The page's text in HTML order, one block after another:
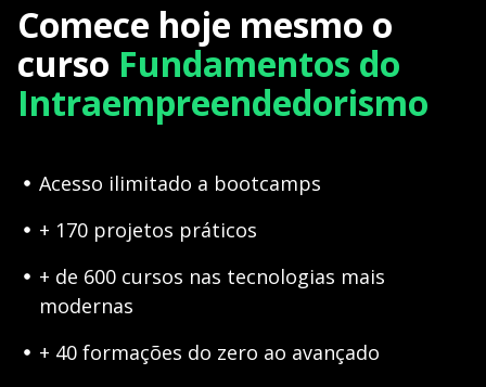
Comece hoje mesmo o
curso Fundamentos do
Intraempreendedorismo
Acesso ilimitado a bootcamps
+ 170 projetos práticos
+ de 600 cursos nas tecnologias mais
modernas
+ 40 formações do zero ao avançado